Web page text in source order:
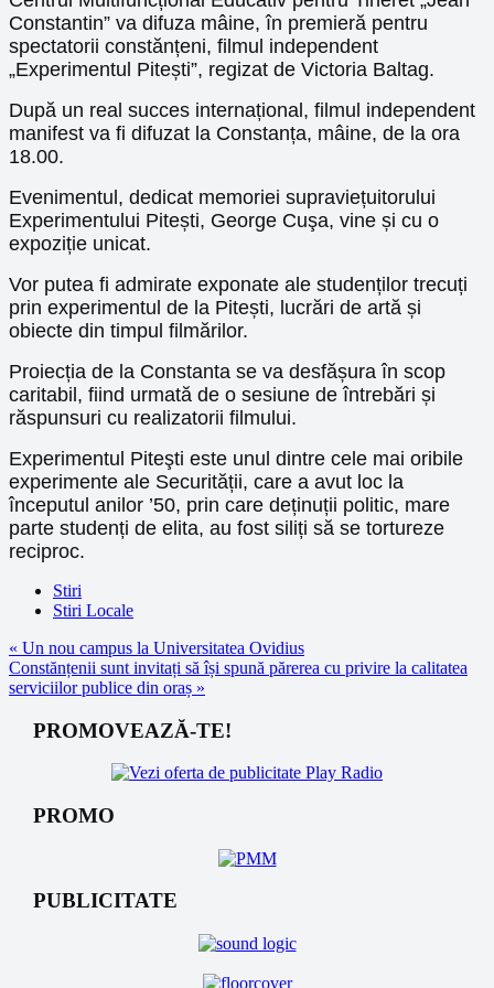
Constantin” va difuza mâine, în premieră pentru
spectatorii constănțeni, filmul independent
„Experimentul Pitești”, regizat de Victoria Baltag.
După un real succes internațional, filmul independent
manifest va fi difuzat la Constanța, mâine, de la ora
18.00.
Evenimentul, dedicat memoriei supraviețuitorului
Experimentului Pitești, George Cuşa, vine și cu o
expoziție unicat.
Vor putea fi admirate exponate ale studenților trecuți
prin experimentul de la Pitești, lucrări de artă și
obiecte din timpul filmărilor.
Proiecția de la Constanta se va desfășura în scop
caritabil, fiind urmată de o sesiune de întrebări și
răspunsuri cu realizatorii filmului.
Experimentul Piteşti este unul dintre cele mai oribile
experimente ale Securității, care a avut loc la
începutul anilor ’50, prin care deținuții politic, mare
parte studenți de elita, au fost siliți să se tortureze
reciproc.
Stiri
Stiri Locale
Navigare
în
« Un nou campus la Universitatea Ovidius
Constănțenii sunt invitați să își spună părerea cu privire la calitatea
serviciilor publice din oraș »
PROMOVEAZĂ-TE!
PROMO
PUBLICITATE